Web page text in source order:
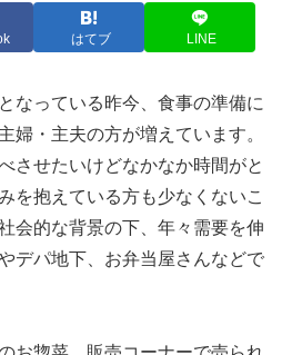
はてブ LINE
なっている昨今、食事の準備に
婦・主夫の方が増えています。
させたいけどなかなか時間がと
を抱えている方も少なくないこ
会的な背景の下、年々需要を伸
デパ地下、お弁当屋さんなどで